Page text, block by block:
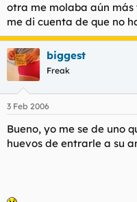
otra me molaba aún
me di cuenta de que no
biggest
Freak
3 Feb 2006
Bueno, yo me se de uno
huevos de entrarle a su